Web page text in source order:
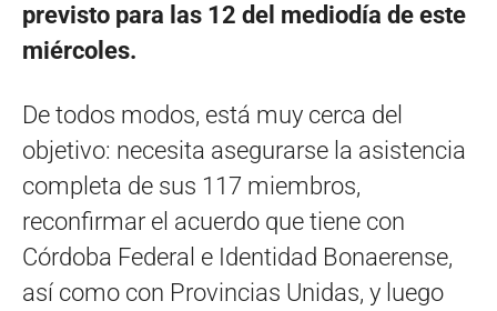
previsto para las 12 del mediodía de este
miércoles.
De todos modos, está muy cerca del
objetivo: necesita asegurarse la asistencia
completa de sus 117 miembros,
reconfirmar el acuerdo que tiene con
Córdoba Federal e Identidad Bonaerense,
así como con Provincias Unidas, y luego